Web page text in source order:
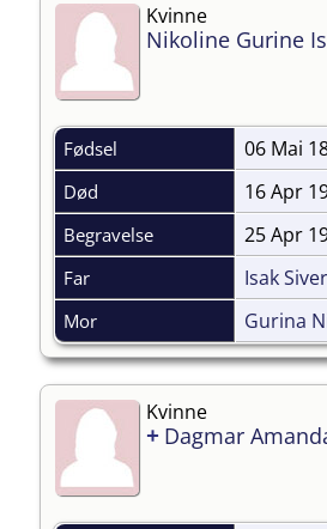
Kvinne
Nikoline Gurine
Fødsel 06 Mai
Død 16 Apr
Begravelse 25 Apr
Far Isak
Mor Gurina
Kvinne
+ Dagmar